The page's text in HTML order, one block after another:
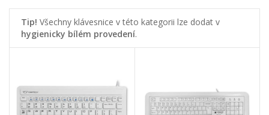
Tip! Všechny klávesnice v této kategorii lze dodat v
hygienicky bílém provedení.